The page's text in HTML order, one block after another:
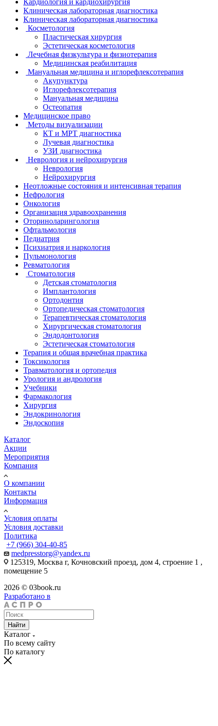
Клиническая лабораторная диагностика
Клиническая лабораторная диагностика
Косметология
Пластическая хирургия
Эстетическая косметология
Лечебная физкультура и физиотерапия
Медицинская реабилитация
Мануальная медицина и иглорефлексотерапия
Акупунктура
Иглорефлексотерапия
Мануальная медицина
Остеопатия
Медицинское право
Методы визуализации
КТ и МРТ диагностика
Лучевая диагностика
УЗИ диагностика
Неврология и нейрохирургия
Неврология
Нейрохирургия
Неотложные состояния и интенсивная терапия
Нефрология
Онкология
Организация здравоохранения
Оториноларингология
Офтальмология
Педиатрия
Психиатрия и наркология
Пульмонология
Ревматология
Стоматология
Детская стоматология
Имплантология
Ортодонтия
Ортопедическая стоматология
Терапевтическая стоматология
Хирургическая стоматология
Эндодонтология
Эстетическая стоматология
Терапия и общая врачебная практика
Токсикология
Травматология и ортопедия
Урология и андрология
Учебники
Фармакология
Хирургия
Эндокринология
Эндоскопия
Каталог
Акции
Мероприятия
Компания
О компании
Контакты
Информация
Условия оплаты
Условия доставки
Политика
+7 (966) 304-40-85
medpresstorg@yandex.ru
125319, Москва г, Кочновский проезд, дом 4, строение 1 ,
помещение 5
2026 © 03book.ru
Разработано в
Найти
Каталог
По всему сайту
По каталогу